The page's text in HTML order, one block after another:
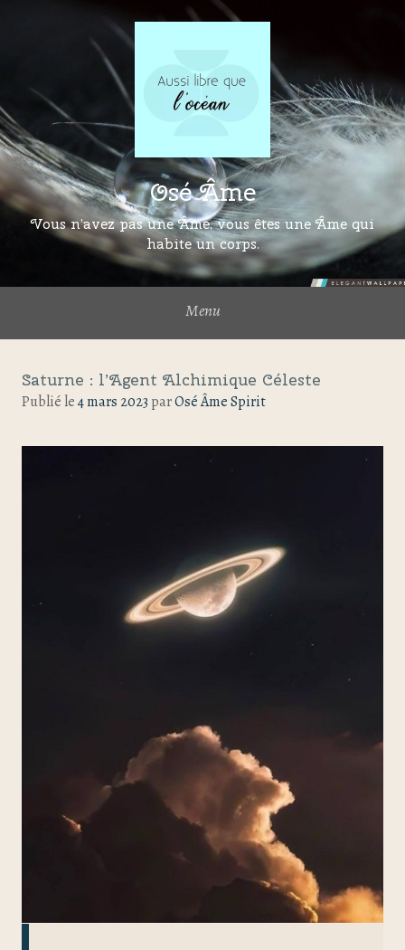
Osé Âme
Vous n’avez pas une Âme, vous êtes une Âme qui
habite un corps.
Menu
Saturne : l’Agent Alchimique Céleste
Publié le4 mars 2023 parOsé Âme Spirit